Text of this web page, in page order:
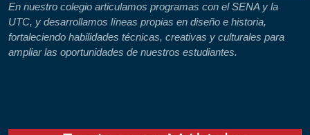
En nuestro colegio articulamos programas con el SENA y la
UTC, y desarrollamos líneas propias en diseño e historia,
fortaleciendo habilidades técnicas, creativas y culturales para
ampliar las oportunidades de nuestros estudiantes.